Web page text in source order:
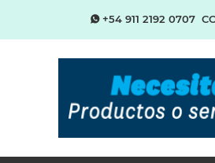
+54 911 2192 0707